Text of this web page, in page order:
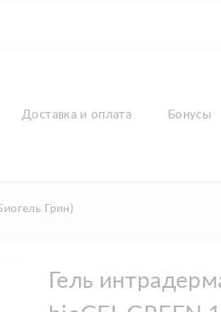
Доставка и оплата Бонусы
Грин)
Гель